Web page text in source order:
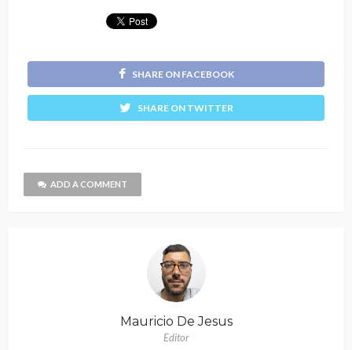
SHARE ON FACEBOOK
SHARE ON TWITTER
ADD A COMMENT
Mauricio De Jesus
Editor